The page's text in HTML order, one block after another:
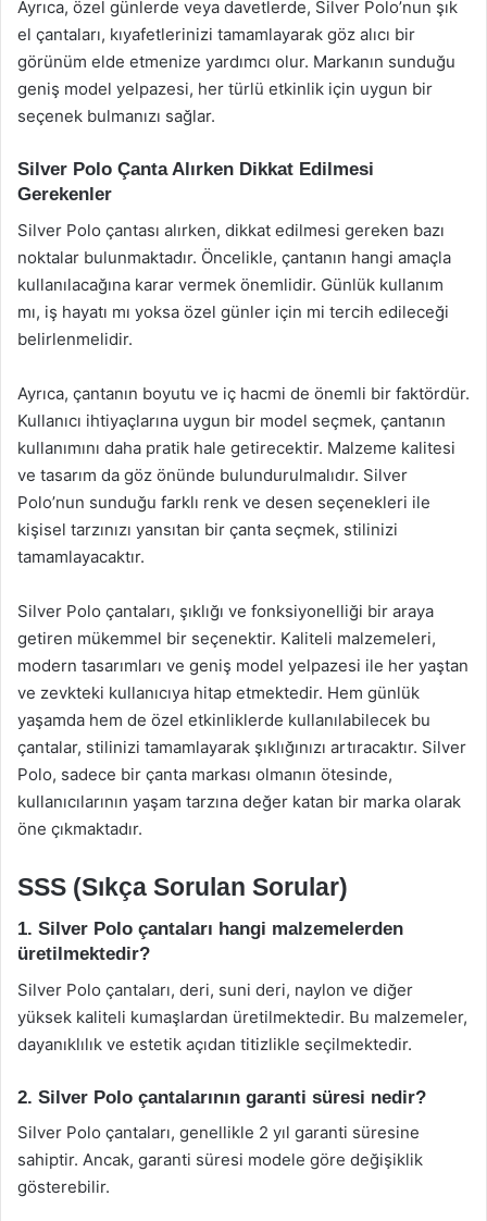
Ayrıca, özel günlerde veya davetlerde, Silver Polo’nun şık
el çantaları, kıyafetlerinizi tamamlayarak göz alıcı bir
görünüm elde etmenize yardımcı olur. Markanın sunduğu
geniş model yelpazesi, her türlü etkinlik için uygun bir
seçenek bulmanızı sağlar.
Silver Polo Çanta Alırken Dikkat Edilmesi
Gerekenler
Silver Polo çantası alırken, dikkat edilmesi gereken bazı
noktalar bulunmaktadır. Öncelikle, çantanın hangi amaçla
kullanılacağına karar vermek önemlidir. Günlük kullanım
mı, iş hayatı mı yoksa özel günler için mi tercih edileceği
belirlenmelidir.
Ayrıca, çantanın boyutu ve iç hacmi de önemli bir faktördür.
Kullanıcı ihtiyaçlarına uygun bir model seçmek, çantanın
kullanımını daha pratik hale getirecektir. Malzeme kalitesi
ve tasarım da göz önünde bulundurulmalıdır. Silver
Polo’nun sunduğu farklı renk ve desen seçenekleri ile
kişisel tarzınızı yansıtan bir çanta seçmek, stilinizi
tamamlayacaktır.
Silver Polo çantaları, şıklığı ve fonksiyonelliği bir araya
getiren mükemmel bir seçenektir. Kaliteli malzemeleri,
modern tasarımları ve geniş model yelpazesi ile her yaştan
ve zevkteki kullanıcıya hitap etmektedir. Hem günlük
yaşamda hem de özel etkinliklerde kullanılabilecek bu
çantalar, stilinizi tamamlayarak şıklığınızı artıracaktır. Silver
Polo, sadece bir çanta markası olmanın ötesinde,
kullanıcılarının yaşam tarzına değer katan bir marka olarak
öne çıkmaktadır.
SSS (Sıkça Sorulan Sorular)
1. Silver Polo çantaları hangi malzemelerden
üretilmektedir?
Silver Polo çantaları, deri, suni deri, naylon ve diğer
yüksek kaliteli kumaşlardan üretilmektedir. Bu malzemeler,
dayanıklılık ve estetik açıdan titizlikle seçilmektedir.
2. Silver Polo çantalarının garanti süresi nedir?
Silver Polo çantaları, genellikle 2 yıl garanti süresine
sahiptir. Ancak, garanti süresi modele göre değişiklik
gösterebilir.